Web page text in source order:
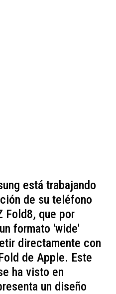
está trabajando
de su teléfono
Fold8, que por
formato 'wide'
directamente con
de Apple. Este
ha visto en
un diseño